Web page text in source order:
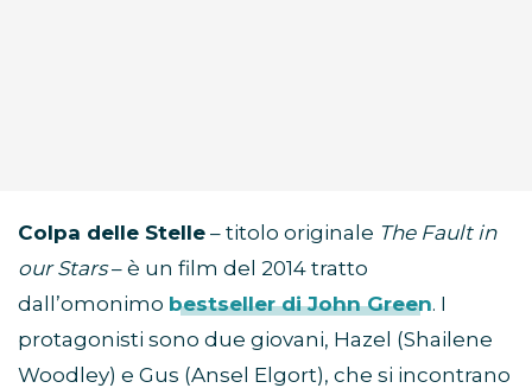
Colpa delle Stelle – titolo originale The Fault in
our Stars– è un film del 2014 tratto
dall’omonimo bestseller di John Green. I
protagonisti sono due giovani, Hazel (Shailene
Woodley) e Gus (Ansel Elgort), che si incontrano